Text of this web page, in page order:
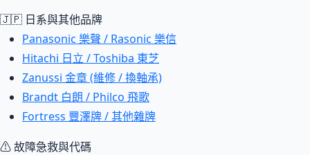
🇯🇵 日系與其他品牌
Panasonic 樂聲 / Rasonic 樂信
Hitachi 日立 / Toshiba 東芝
Zanussi 金章 (維修 / 換軸承)
Brandt 白朗 / Philco 飛歌
Fortress 豐澤牌 / 其他雜牌
⚠ 故障急救與代碼